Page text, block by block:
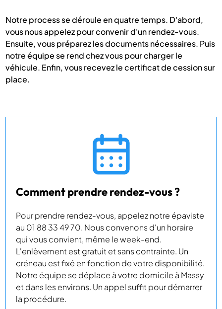
Notre process se déroule en quatre temps. D'abord,
vous nous appelez pour convenir d'un rendez-vous.
Ensuite, vous préparez les documents nécessaires. Puis
notre équipe se rend chez vous pour charger le
véhicule. Enfin, vous recevez le certificat de cession sur
place.
Comment prendre rendez-vous ?
Pour prendre rendez-vous, appelez notre épaviste
au 01 88 33 49 70. Nous convenons d'un horaire
qui vous convient, même le week-end.
L'enlèvement est gratuit et sans contrainte. Un
créneau est fixé en fonction de votre disponibilité.
Notre équipe se déplace à votre domicile à Massy
et dans les environs. Un appel suffit pour démarrer
la procédure.